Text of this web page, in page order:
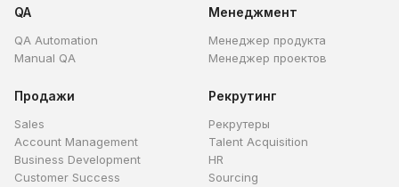
QA
QA Automation
Manual QA
Менеджмент
Менеджер продукта
Менеджер проектов
Продажи
Sales
Account Management
Business Development
Customer Success
Рекрутинг
Рекрутеры
Talent Acquisition
HR
Sourcing